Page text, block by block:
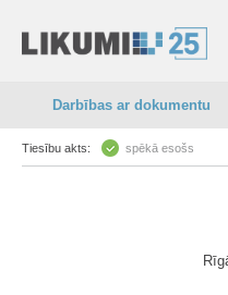
Darbības ar dokumentu
Tiesību akts: spēkā esošs